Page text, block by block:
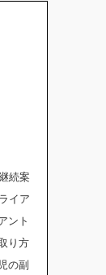
続案
イア
ント
り方
の副